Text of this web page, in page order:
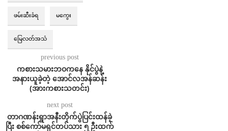
ဖမ်းဆီးခံရ မကွေး
မြေလတ်အသံ
previous post
ကစားသမားဘဝကနေ နိုင်ပွဲနဲ့
အနားယူခဲ့တဲ့ အောင်လအန်ဆန်း
(အားကစားသတင်း)
next post
တာဂဏန်းရွာအနီးတိုက်ပွဲပြင်းထန်ခဲ့
ပြီး စစ်ကော်မရှင်တပ်သား ၅ ဦးထက်